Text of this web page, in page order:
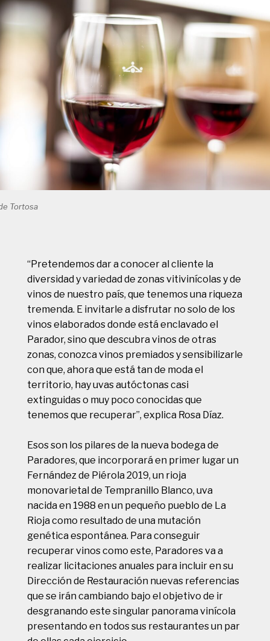
Tortosa
“Pretendemos dar a conocer al cliente la
diversidad y variedad de zonas vitivinícolas y de
vinos de nuestro país, que tenemos una riqueza
tremenda. E invitarle a disfrutar no solo de los
vinos elaborados donde está enclavado el
Parador, sino que descubra vinos de otras
zonas, conozca vinos premiados y sensibilizarle
con que, ahora que está tan de moda el
territorio, hay uvas autóctonas casi
extinguidas o muy poco conocidas que
tenemos que recuperar”, explica Rosa Díaz.
Esos son los pilares de la nueva bodega de
Paradores, que incorporará en primer lugar un
Fernández de Piérola 2019, un rioja
monovarietal de Tempranillo Blanco, uva
nacida en 1988 en un pequeño pueblo de La
Rioja como resultado de una mutación
genética espontánea. Para conseguir
recuperar vinos como este, Paradores va a
realizar licitaciones anuales para incluir en su
Dirección de Restauración nuevas referencias
que se irán cambiando bajo el objetivo de ir
desgranando este singular panorama vinícola
presentando en todos sus restaurantes un par